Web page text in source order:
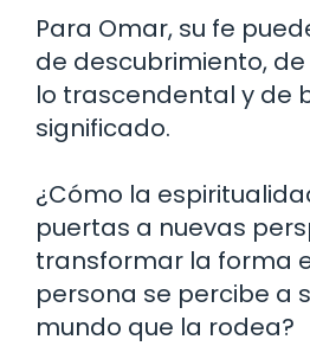
Para Omar, su fe
de descubrimiento,
lo trascendental y de
significado.
¿Cómo la
puertas a nuevas
transformar la forma
persona se percibe a
mundo que la rodea?